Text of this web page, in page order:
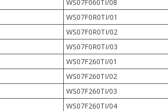
WS07F060TI/08
WS07F0R0TI/01
WS07F0R0TI/02
WS07F0R0TI/03
WS07F260TI/01
WS07F260TI/02
WS07F260TI/03
WS07F260TI/04